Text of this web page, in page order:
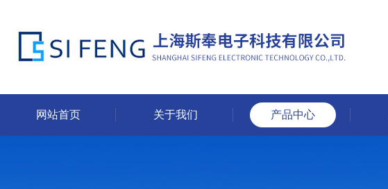
网站首页 关于我们 产品中心